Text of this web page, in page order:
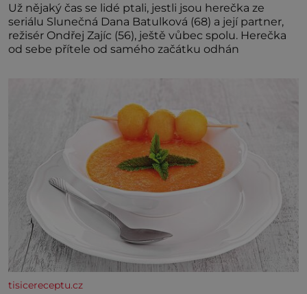
Už nějaký čas se lidé ptali, jestli jsou herečka ze
seriálu Slunečná Dana Batulková (68) a její partner,
režisér Ondřej Zajíc (56), ještě vůbec spolu. Herečka
od sebe přítele od samého začátku odhán
tisicereceptu.cz